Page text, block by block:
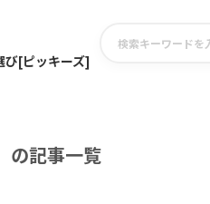
び[ピッキーズ]
の記事一覧